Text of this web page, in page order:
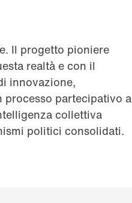
Il progetto pioniere
realtà e con il
innovazione,
processo partecipativo a
collettiva
politici consolidati.